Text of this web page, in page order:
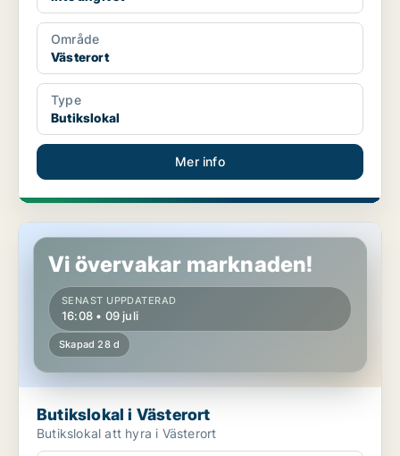
Område
Västerort
Type
Butikslokal
Mer info
Butikslokal i Västerort
Vi övervakar marknaden!
SENAST UPPDATERAD
16:08 • 09 juli
Skapad 28 d
Butikslokal i Västerort
Butikslokal att hyra i Västerort